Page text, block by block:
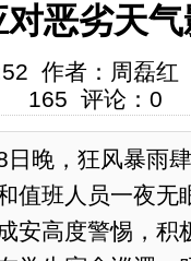
恶劣天
作者：周磊
165 评论：0
晚，狂风暴雨
值班人员一夜无
安高度警惕，积